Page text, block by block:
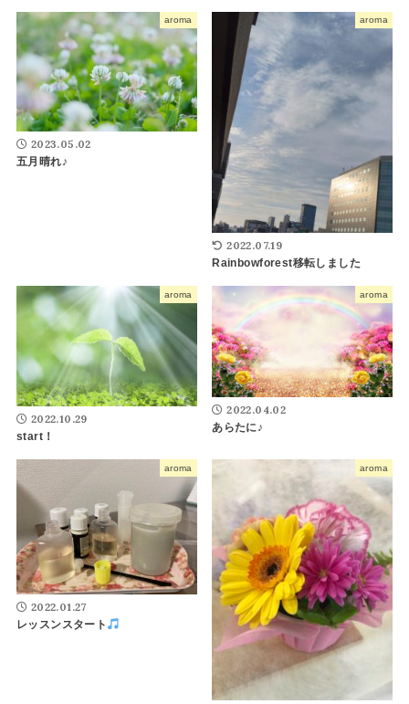
aroma
2023.05.02
五月晴れ♪
aroma
2022.07.19
Rainbowforest移転しました
aroma
2022.10.29
start！
aroma
2022.04.02
あらたに♪
aroma
2022.01.27
レッスンスタート
aroma